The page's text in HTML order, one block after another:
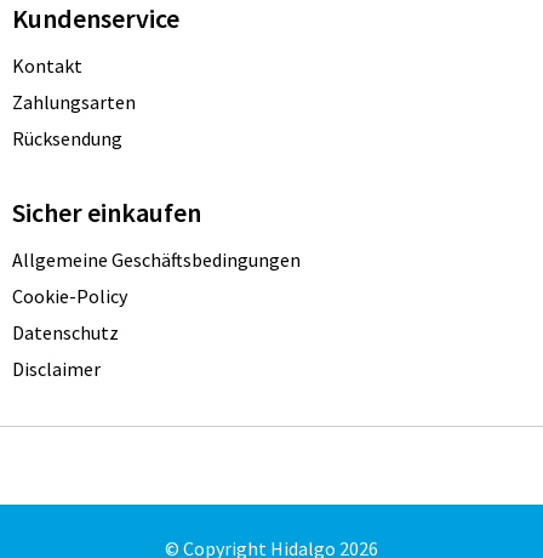
Kundenservice
Kontakt
Zahlungsarten
Rücksendung
Sicher einkaufen
Allgemeine Geschäftsbedingungen
Cookie-Policy
Datenschutz
Disclaimer
© Copyright Hidalgo 2026